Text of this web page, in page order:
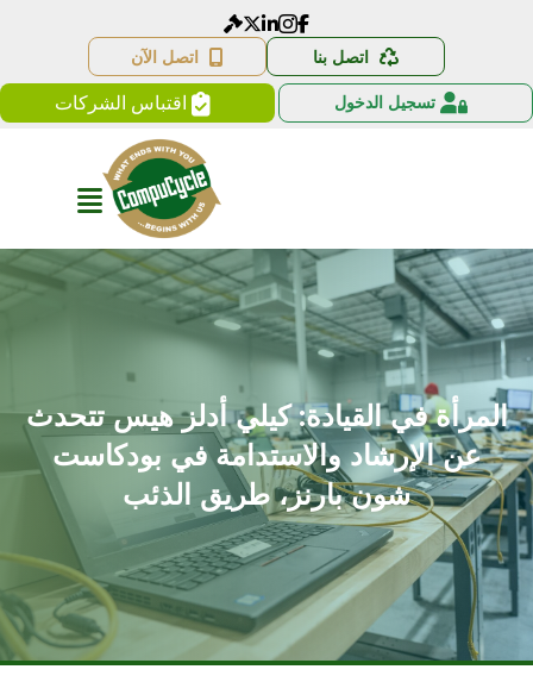
رابط كمبيوسيكل على فيسبوك
رابط إنستجرام كمبيوسيكل
الملف الشخصي لـ LinkedIn CompuCycle
اتصل بنا اتصل الآن
تسجيل الدخول اقتباس الشركات
المرأة في القيادة: كيلي أدلز هيس تتحدث
عن الإرشاد والاستدامة في بودكاست
شون بارنز، طريق الذئب